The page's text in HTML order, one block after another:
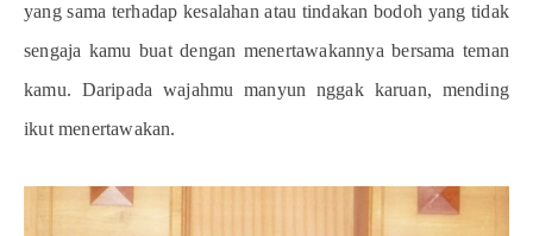
yang sama terhadap kesalahan atau tindakan bodoh yang tidak
sengaja kamu buat dengan menertawakannya bersama teman
kamu. Daripada wajahmu manyun nggak karuan, mending
ikut menertawakan.